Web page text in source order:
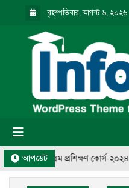
বৃহস্পতিবার, আগস্ট ৬, ২০২৬
আপডেট
দিন ব্যাপি মুয়াল্লিম প্রশিক্ষণ কোর্স-২০২৪